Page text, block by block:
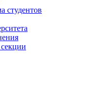
студентов